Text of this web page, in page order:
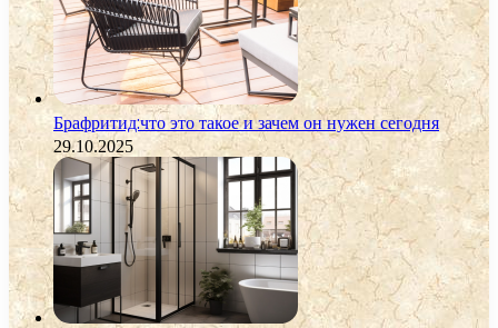
Брафритид:что это такое и зачем он нужен сегодня
29.10.2025